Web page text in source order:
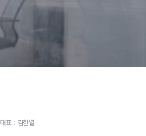
대표 : 김한열